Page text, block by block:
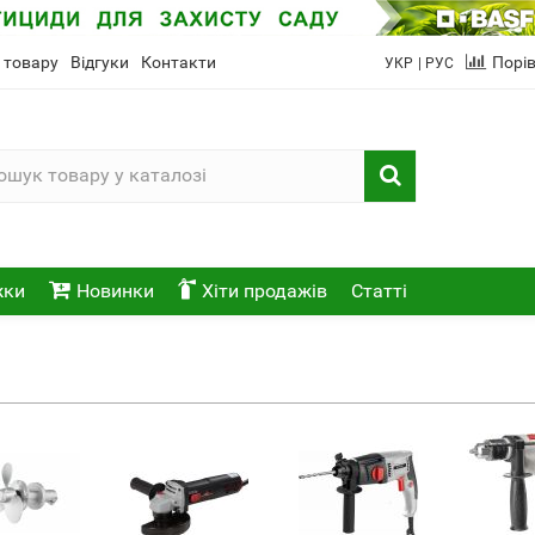
Відгуки Контакти УКР | РУС
Новинки Хіти продажів Статті